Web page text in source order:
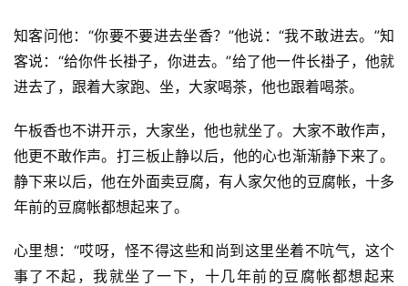
知客问他：“你要不要进去坐香？”他说：“我不敢进去。”知
客说：“给你件长褂子，你进去。”给了他一件长褂子，他就
进去了，跟着大家跑、坐，大家喝茶，他也跟着喝茶。
午板香也不讲开示，大家坐，他也就坐了。大家不敢作声，
他更不敢作声。打三板止静以后，他的心也渐渐静下来了。
静下来以后，他在外面卖豆腐，有人家欠他的豆腐帐，十多
年前的豆腐帐都想起来了。
心里想：“哎呀，怪不得这些和尚到这里坐着不吭气，这个
事了不起，我就坐了一下，十几年前的豆腐帐都想起来